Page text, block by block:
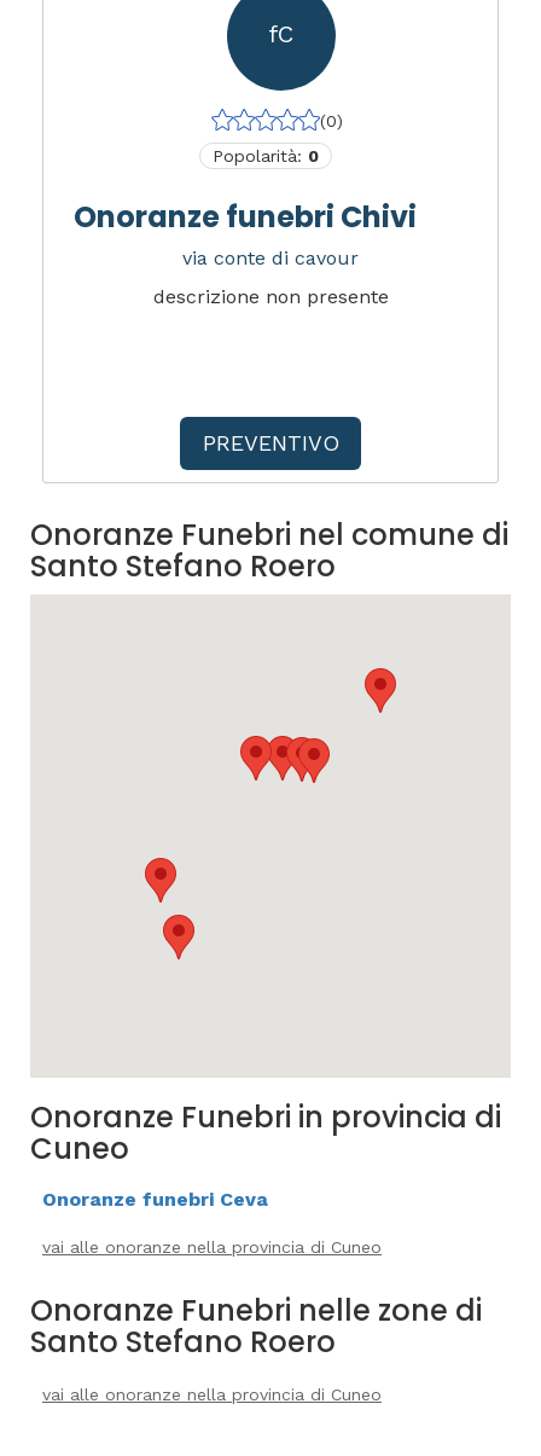
fC
(0)
Popolarità: 0
Onoranze funebri Chivi
via conte di cavour
descrizione non presente
PREVENTIVO
Onoranze Funebri nel comune di
Santo Stefano Roero
Onoranze Funebri in provincia di
Cuneo
Onoranze funebri Ceva
vai alle onoranze nella provincia di Cuneo
Onoranze Funebri nelle zone di
Santo Stefano Roero
vai alle onoranze nella provincia di Cuneo